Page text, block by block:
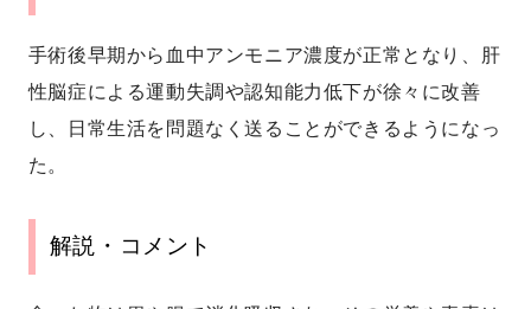
手術後早期から血中アンモニア濃度が正常となり、肝
性脳症による運動失調や認知能力低下が徐々に改善
し、日常生活を問題なく送ることができるようになっ
た。
解説・コメント